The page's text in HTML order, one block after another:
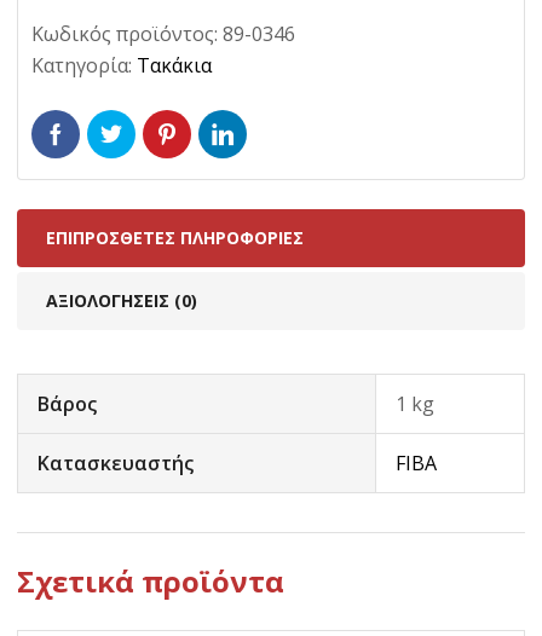
Κωδικός προϊόντος: 89-0346
Κατηγορία: Τακάκια
ΕΠΙΠΡΌΣΘΕΤΕΣ ΠΛΗΡΟΦΟΡΊΕΣ
ΑΞΙΟΛΟΓΉΣΕΙΣ (0)
Βάρος 1 kg
Κατασκευαστής FIBA
Σχετικά προϊόντα